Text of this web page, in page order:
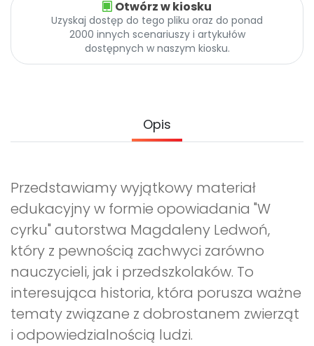
Pomoc
Otwórz w kiosku
Uzyskaj dostęp do tego pliku oraz do ponad
2000 innych scenariuszy i artykułów
dostępnych w naszym kiosku.
Opis
Przedstawiamy wyjątkowy materiał
edukacyjny w formie opowiadania "W
cyrku" autorstwa Magdaleny Ledwoń,
który z pewnością zachwyci zarówno
nauczycieli, jak i przedszkolaków. To
interesująca historia, która porusza ważne
tematy związane z dobrostanem zwierząt
i odpowiedzialnością ludzi.